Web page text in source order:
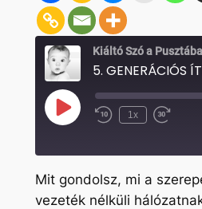
Kiáltó Szó a
5. GENERÁCIÓS
Play
Episode Rewind
1x
Fast
seconds
SHARE
Mit gondolsz, mi a
vezeték nélküli